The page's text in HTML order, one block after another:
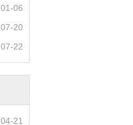
01-06
07-20
07-22
04-21